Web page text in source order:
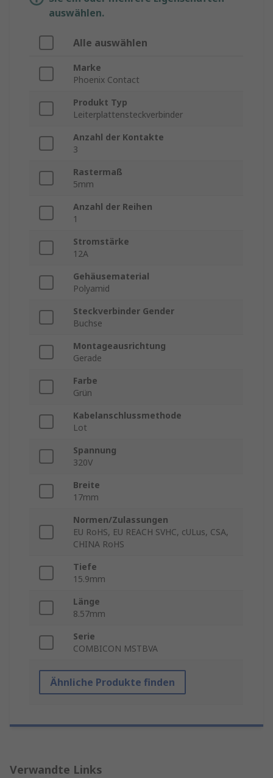
auswählen.
Alle auswählen
Marke
Phoenix Contact
Produkt Typ
Leiterplattensteckverbinder
Anzahl der Kontakte
3
Rastermaß
5mm
Anzahl der Reihen
1
Stromstärke
12A
Gehäusematerial
Polyamid
Steckverbinder Gender
Buchse
Montageausrichtung
Gerade
Farbe
Grün
Kabelanschlussmethode
Lot
Spannung
320V
Breite
17mm
Normen/Zulassungen
EU RoHS, EU REACH SVHC, cULus, CSA,
CHINA RoHS
Tiefe
15.9mm
Länge
8.57mm
Serie
COMBICON MSTBVA
Ähnliche Produkte finden
Verwandte Links